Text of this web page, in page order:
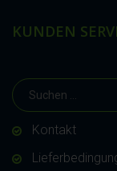
KUNDEN
Kontakt